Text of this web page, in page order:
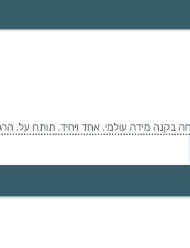
בקנה מידה עולמי. אחד ויחיד. תותח על.